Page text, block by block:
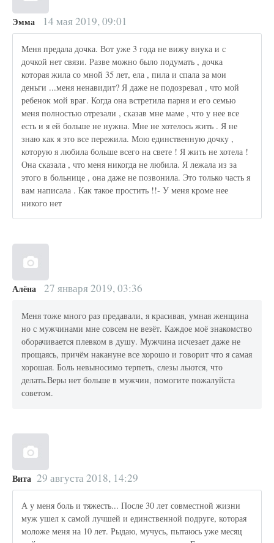
Эмма 14 мая 2019, 09:01
Меня предала дочка. Вот уже 3 года не вижу внука и с
дочкой нет связи. Разве можно было подумать , дочка
которая жила со мной 35 лет, ела , пила и спала за мои
деньги ...меня ненавидит? Я даже не подозревал , что мой
ребенок мой враг. Когда она встретила парня и его семью
меня полностью отрезали , сказав мне маме , что у нее все
есть и я ей больше не нужна. Мне не хотелось жить . Я не
знаю как я это все пережила. Мою единственную дочку ,
которую я любила больше всего на свете ! Я жить не хотела !
Она сказала , что меня никогда не любила. Я лежала из за
этого в больнице , она даже не позвонила. Это только часть я
вам написала . Как такое простить !!- У меня кроме нее
никого нет
Алёна 27 января 2019, 03:36
Меня тоже много раз предавали, я красивая, умная женщина
но с мужчинами мне совсем не везёт. Каждое моё знакомство
оборачивается плевком в душу. Мужчина исчезает даже не
прощаясь, причём накануне все хорошо и говорит что я самая
хорошая. Боль невыносимо терпеть, слезы льются, что
делать.Веры нет больше в мужчин, помогите пожалуйста
советом.
Вита 29 августа 2018, 14:29
А у меня боль и тяжесть... После 30 лет совместной жизни
муж ушел к самой лучшей и единственной подруге, которая
моложе меня на 10 лет. Рыдаю, мучусь, пытаюсь уже месяц